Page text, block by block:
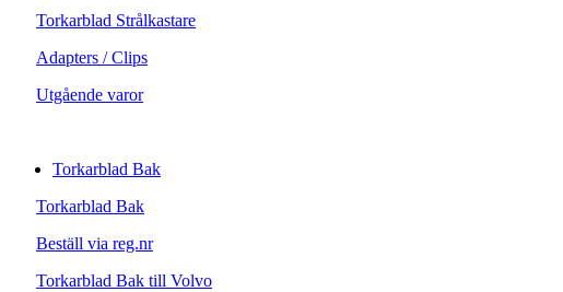
Torkarblad Strålkastare
Adapters / Clips
Utgående varor
Torkarblad Bak
Torkarblad Bak
Beställ via reg.nr
Torkarblad Bak till Volvo